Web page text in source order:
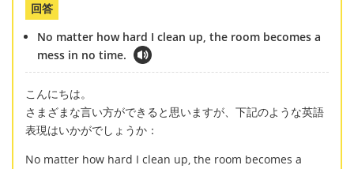
回答
No matter how hard I clean up, the room becomes a
mess in no time.
こんにちは。
さまざまな言い方ができると思いますが、下記のような英語
表現はいかがでしょうか：
No matter how hard I clean up, the room becomes a